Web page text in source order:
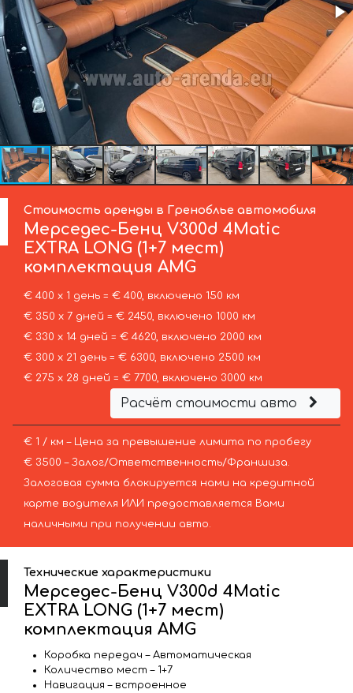
Стоимость аренды в Греноблье автомобиля
Мерседес-Бенц V300d 4Matic
EXTRA LONG (1+7 мест)
комплектация AMG
€ 400 х 1 день = € 400, включено 150 км
€ 350 х 7 дней = € 2450, включено 1000 км
€ 330 х 14 дней = € 4620, включено 2000 км
€ 300 х 21 день = € 6300, включено 2500 км
€ 275 х 28 дней = € 7700, включено 3000 км
Расчёт стоимости авто
€ 1 / км – Цена за превышение лимита по пробегу
€ 3500 – Залог/Ответственность/Франшиза.
Залоговая сумма блокируется нами на кредитной
карте водителя ИЛИ предоставляется Вами
наличными при получении авто.
Технические характеристики
Мерседес-Бенц V300d 4Matic
EXTRA LONG (1+7 мест)
комплектация AMG
Коробка передач – Автоматическая
Количество мест – 1+7
Навигация – встроенное